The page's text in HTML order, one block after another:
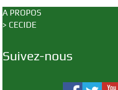
A PROPOS
> CECIDE
Suivez-nous